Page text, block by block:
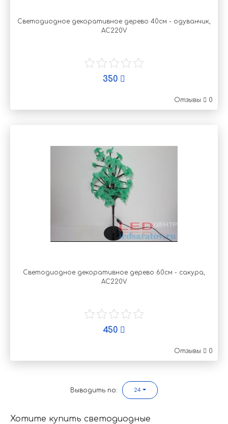
Светодиодное декоративное дерево 40см - одуванчик,
AC220V
350
Отзывы 0
Светодиодное декоративное дерево 60см - сакура,
AC220V
450
Отзывы 0
Выводить по: 24
Хотите купить светодиодные